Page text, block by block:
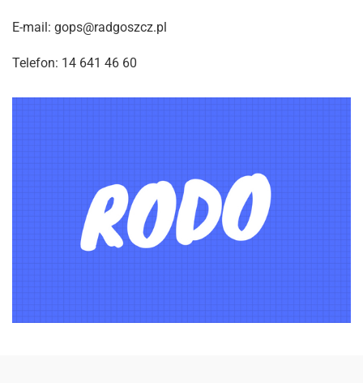
E-mail: gops@radgoszcz.pl
Telefon: 14 641 46 60